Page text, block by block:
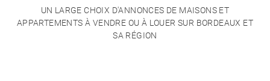
UN LARGE CHOIX D'ANNONCES DE MAISONS ET
APPARTEMENTS À VENDRE OU À LOUER SUR BORDEAUX ET
SA RÉGION